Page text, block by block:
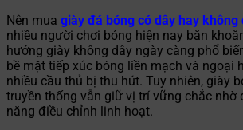
Nên mua giày đá bóng có dây hay không
nhiều người chơi bóng hiện nay băn
hướng giày không dây ngày càng phổ
bề mặt tiếp xúc bóng liền mạch và ngoại
nhiều cầu thủ bị thu hút. Tuy nhiên, giày
truyền thống vẫn giữ vị trí vững chắc nhờ
năng điều chỉnh linh hoạt.